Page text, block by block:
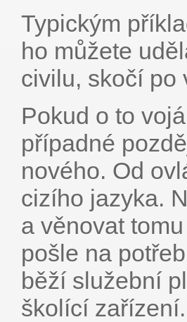
Typickým
ho můžete
civilu, skočí po
Pokud o to
případné
nového. Od
cizího jazyka.
a věnovat
pošle na
běží služební
školící zařízení.